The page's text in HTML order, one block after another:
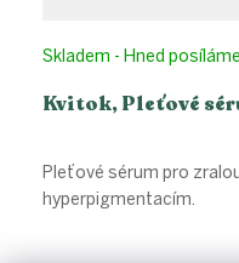
Kvitok, Pleťové
Skladem - Hned posíláme
Pleťové sérum pro
hyperpigmentacím.